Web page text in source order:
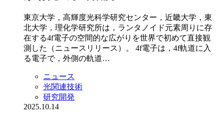
東京大学，高輝度光科学研究センター，近畿大学，東
北大学，理化学研究所は，ランタノイド元素周りに存
在する4f電子の空間的な広がりを世界で初めて直接観
測した（ニュースリリース）。 4f電子は，4f軌道に入
る電子で，外側の軌道…
ニュース
光関連技術
研究開発
2025.10.14